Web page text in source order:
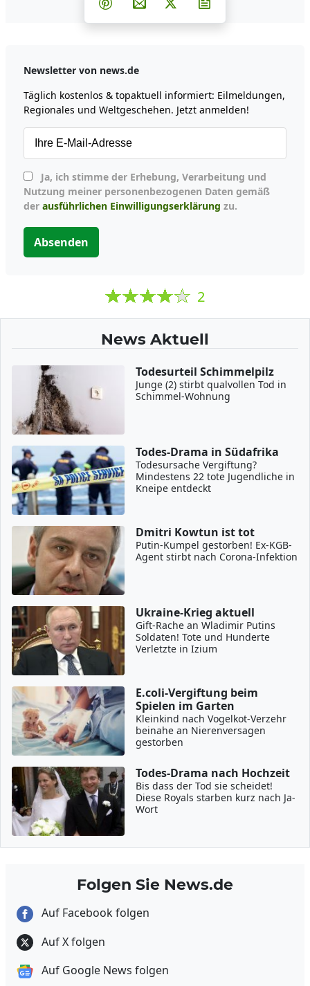
Teilen auf Pinterest
Per E-Mail teilen
Post auf X
Newsletter von news.de
Täglich kostenlos & topaktuell informiert: Eilmeldungen,
Regionales und Weltgeschehen. Jetzt anmelden!
Nutzung meiner personenbezogenen Daten gemäß
der ausführlichen Einwilligungserklärung zu.
Absenden
2
News Aktuell
Todesurteil Schimmelpilz
Junge (2) stirbt qualvollen Tod in
Schimmel-Wohnung
Todes-Drama in Südafrika
Todesursache Vergiftung?
Mindestens 22 tote Jugendliche in
Kneipe entdeckt
Dmitri Kowtun ist tot
Putin-Kumpel gestorben! Ex-KGB-
Agent stirbt nach Corona-Infektion
Ukraine-Krieg aktuell
Gift-Rache an Wladimir Putins
Soldaten! Tote und Hunderte
Verletzte in Izium
E.coli-Vergiftung beim
Spielen im Garten
Kleinkind nach Vogelkot-Verzehr
beinahe an Nierenversagen
gestorben
Todes-Drama nach Hochzeit
Bis dass der Tod sie scheidet!
Diese Royals starben kurz nach Ja-
Wort
Folgen Sie News.de
Auf Facebook folgen
Auf X folgen
Auf Google News folgen